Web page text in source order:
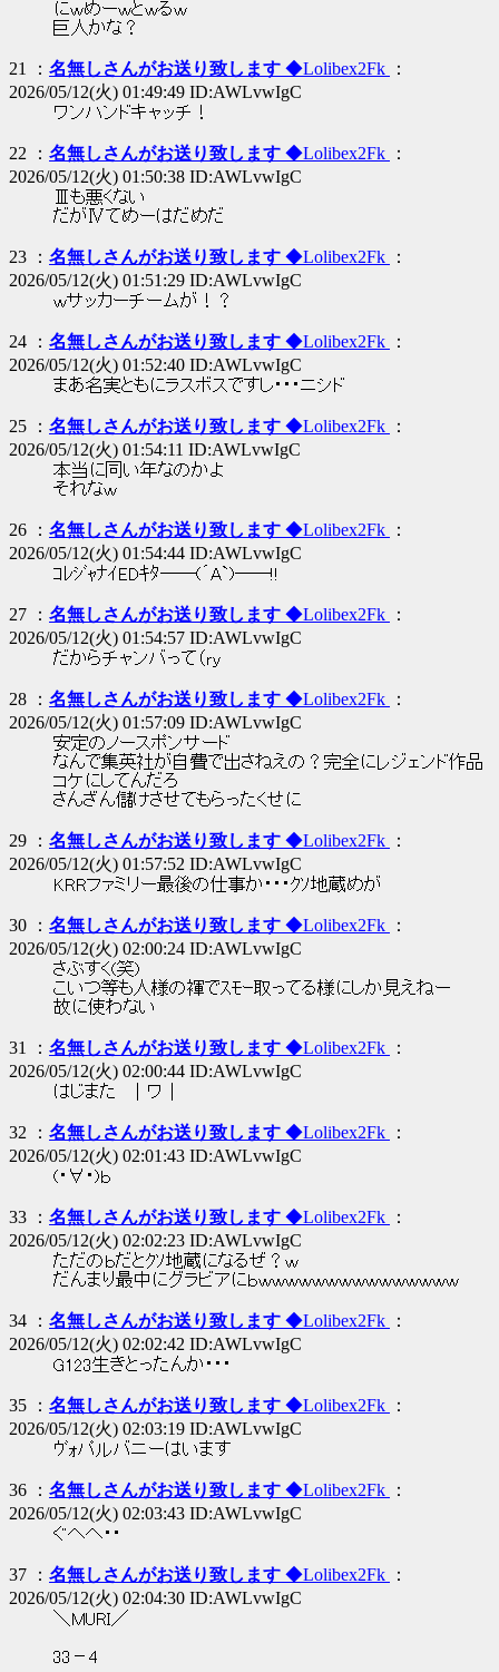
にｗめーｗとｗるｗ
巨人かな？
21 ： 名無しさんがお送り致します ◆Lolibex2Fk
：
2026/05/12(火) 01:49:49 ID:AWLvwIgC
ワンハンドキャッチ！
22 ： 名無しさんがお送り致します ◆Lolibex2Fk
：
2026/05/12(火) 01:50:38 ID:AWLvwIgC
Ⅲも悪くない
だがⅣてめーはだめだ
23 ： 名無しさんがお送り致します ◆Lolibex2Fk
：
2026/05/12(火) 01:51:29 ID:AWLvwIgC
ｗサッカーチームが！？
24 ： 名無しさんがお送り致します ◆Lolibex2Fk
：
2026/05/12(火) 01:52:40 ID:AWLvwIgC
まあ名実ともにラスボスですし・・・ニシド
25 ： 名無しさんがお送り致します ◆Lolibex2Fk
：
2026/05/12(火) 01:54:11 ID:AWLvwIgC
本当に同い年なのかよ
それなｗ
26 ： 名無しさんがお送り致します ◆Lolibex2Fk
：
2026/05/12(火) 01:54:44 ID:AWLvwIgC
ｺﾚｼﾞｬﾅｲEDｷﾀ――(´A`)――!!
27 ： 名無しさんがお送り致します ◆Lolibex2Fk
：
2026/05/12(火) 01:54:57 ID:AWLvwIgC
だからチャンバって（ｒｙ
28 ： 名無しさんがお送り致します ◆Lolibex2Fk
：
2026/05/12(火) 01:57:09 ID:AWLvwIgC
安定のノースポンサード
なんで集英社が自費で出さねえの？完全にレジェンド作品
コケにしてんだろ
さんざん儲けさせてもらったくせに
29 ： 名無しさんがお送り致します ◆Lolibex2Fk
：
2026/05/12(火) 01:57:52 ID:AWLvwIgC
KRRファミリー最後の仕事か・・・ｸｿ地蔵めが
30 ： 名無しさんがお送り致します ◆Lolibex2Fk
：
2026/05/12(火) 02:00:24 ID:AWLvwIgC
さぶすく(笑)
こいつ等も人様の褌でｽﾓｰ取ってる様にしか見えねー
故に使わない
31 ： 名無しさんがお送り致します ◆Lolibex2Fk
：
2026/05/12(火) 02:00:44 ID:AWLvwIgC
はじまた ｜ワ｜
32 ： 名無しさんがお送り致します ◆Lolibex2Fk
：
2026/05/12(火) 02:01:43 ID:AWLvwIgC
(・∀・)ｂ
33 ： 名無しさんがお送り致します ◆Lolibex2Fk
：
2026/05/12(火) 02:02:23 ID:AWLvwIgC
ただのｂだとｸｿ地蔵になるぜ？ｗ
だんまり最中にグラビアにｂｗｗｗｗｗｗｗｗｗｗｗｗｗｗｗ
34 ： 名無しさんがお送り致します ◆Lolibex2Fk
：
2026/05/12(火) 02:02:42 ID:AWLvwIgC
G123生きとったんか・・・
35 ： 名無しさんがお送り致します ◆Lolibex2Fk
：
2026/05/12(火) 02:03:19 ID:AWLvwIgC
ｳﾞｫパルバニーはいます
36 ： 名無しさんがお送り致します ◆Lolibex2Fk
：
2026/05/12(火) 02:03:43 ID:AWLvwIgC
ぐへへ・・
37 ： 名無しさんがお送り致します ◆Lolibex2Fk
：
2026/05/12(火) 02:04:30 ID:AWLvwIgC
＼MURI／
33－4